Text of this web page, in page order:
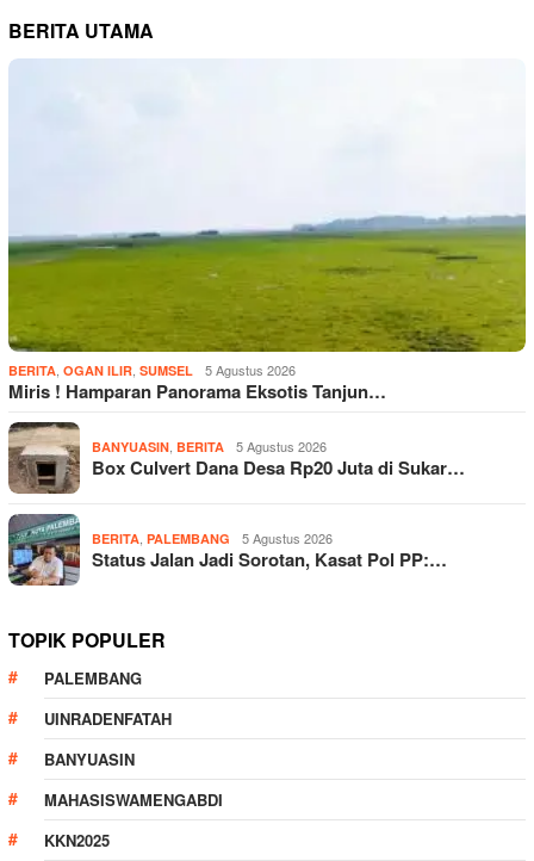
BERITA UTAMA
BERITA OGAN ILIR SUMSEL 5 Agustus 2026
Miris ! Hamparan Panorama Eksotis Tanjun…
BANYUASIN BERITA 5 Agustus 2026
Box Culvert Dana Desa Rp20 Juta di Sukar…
BERITA PALEMBANG 5 Agustus 2026
Status Jalan Jadi Sorotan, Kasat Pol PP:…
TOPIK POPULER
PALEMBANG
UINRADENFATAH
BANYUASIN
MAHASISWAMENGABDI
KKN2025